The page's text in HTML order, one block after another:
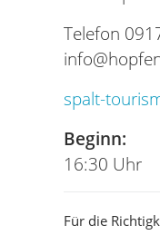
Telefon
spalt-
Beginn:
16:30 Uhr
Für die